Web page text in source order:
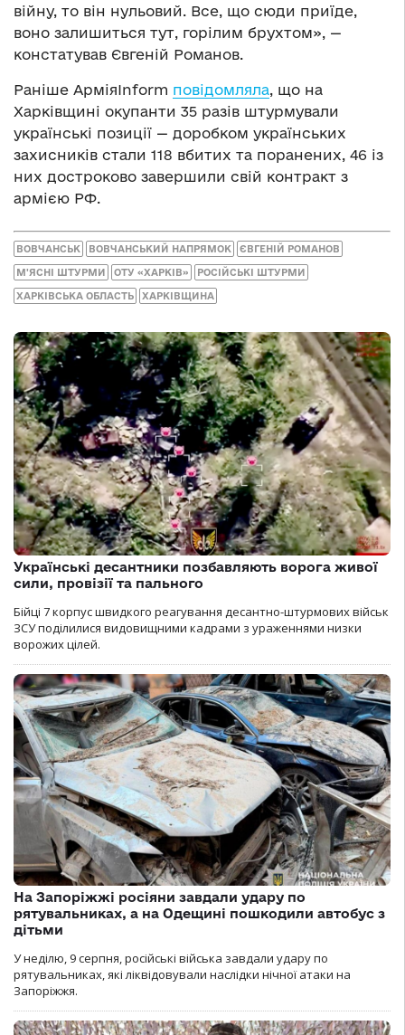
війну, то він нульовий. Все, що сюди приїде,
воно залишиться тут, горілим брухтом», —
констатував Євгеній Романов.
Раніше АрміяInform повідомляла, що на
Харківщині окупанти 35 разів штурмували
українські позиції — доробком українських
захисників стали 118 вбитих та поранених, 46 із
них достроково завершили свій контракт з
армією РФ.
ВОВЧАНСЬК ВОВЧАНСЬКИЙ НАПРЯМОК ЄВГЕНІЙ РОМАНОВ
М'ЯСНІ ШТУРМИ ОТУ «ХАРКІВ» РОСІЙСЬКІ ШТУРМИ
ХАРКІВСЬКА ОБЛАСТЬ ХАРКІВЩИНА
Українські десантники позбавляють ворога живої
сили, провізії та пального
Бійці 7 корпус швидкого реагування десантно-штурмових військ
ЗСУ поділилися видовищними кадрами з ураженнями низки
ворожих цілей.
На Запоріжжі росіяни завдали удару по
рятувальниках, а на Одещині пошкодили автобус з
дітьми
У неділю, 9 серпня, російські війська завдали удару по
рятувальниках, які ліквідовували наслідки нічної атаки на
Запоріжжя.